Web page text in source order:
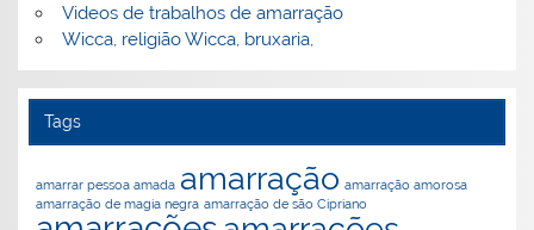
Videos de trabalhos de amarração
Wicca, religião Wicca, bruxaria,
Tags
amarrar pessoa amada amarração amarração amorosa
amarração de magia negra amarração de são Cipriano